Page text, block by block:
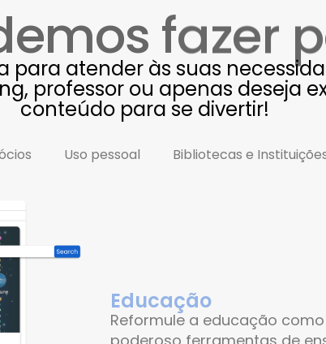
fazer
atender às suas
professor ou apenas deseja
conteúdo para se divertir!
Uso pessoal Bibliotecas e
Educação
Reformule a educação